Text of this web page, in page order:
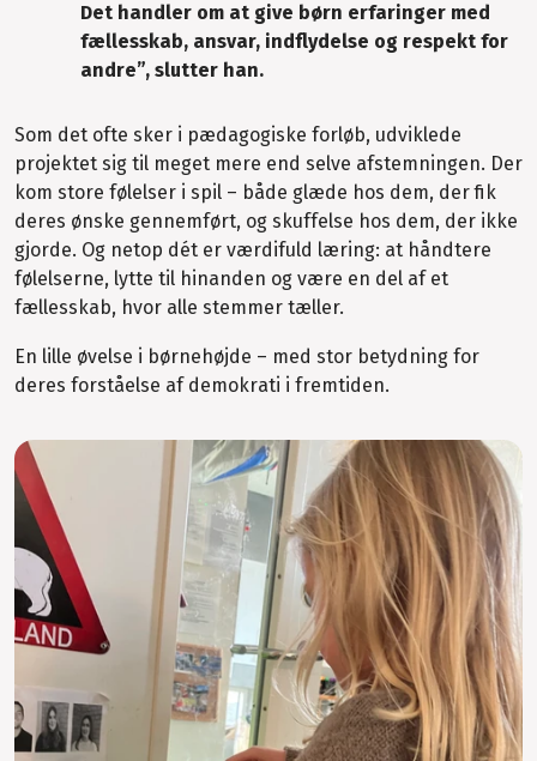
Det handler om at give børn erfaringer med
fællesskab, ansvar, indflydelse og respekt for
andre”, slutter han.
Som det ofte sker i pædagogiske forløb, udviklede
projektet sig til meget mere end selve afstemningen. Der
kom store følelser i spil – både glæde hos dem, der fik
deres ønske gennemført, og skuffelse hos dem, der ikke
gjorde. Og netop dét er værdifuld læring: at håndtere
følelserne, lytte til hinanden og være en del af et
fællesskab, hvor alle stemmer tæller.
En lille øvelse i børnehøjde – med stor betydning for
deres forståelse af demokrati i fremtiden.